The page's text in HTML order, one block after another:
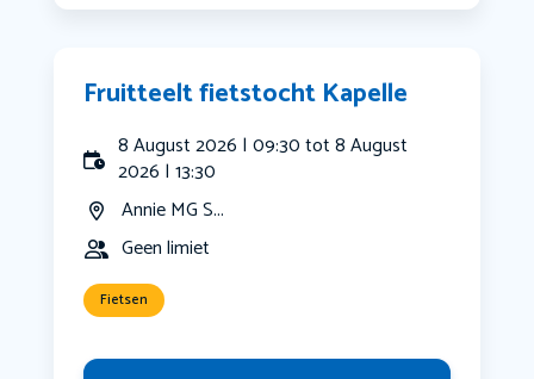
Fruitteelt fietstocht Kapelle
8 August 2026 | 09:30 tot 8 August
2026 | 13:30
Annie MG S...
Geen limiet
Fietsen